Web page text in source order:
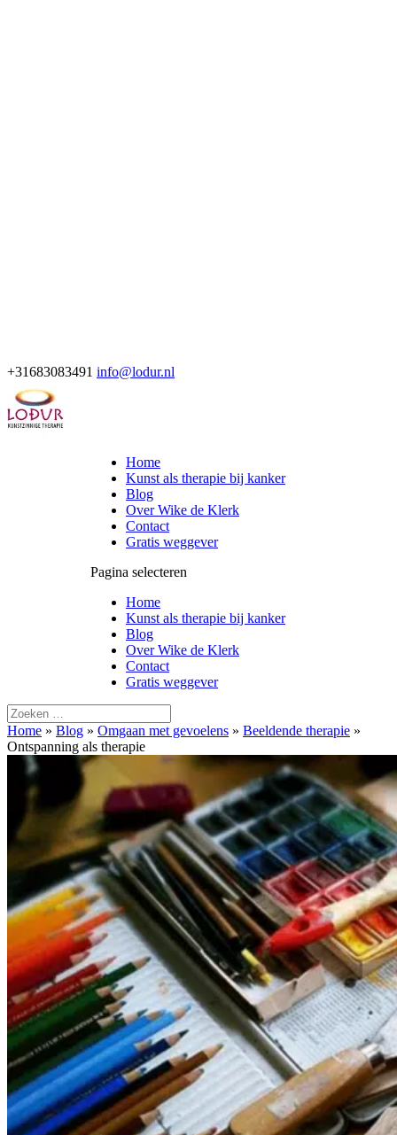
+31683083491 info@lodur.nl
Home
Kunst als therapie bij kanker
Blog
Over Wike de Klerk
Contact
Gratis weggever
Pagina selecteren
Home
Kunst als therapie bij kanker
Blog
Over Wike de Klerk
Contact
Gratis weggever
Home » Blog » Omgaan met gevoelens » Beeldende therapie »
Ontspanning als therapie